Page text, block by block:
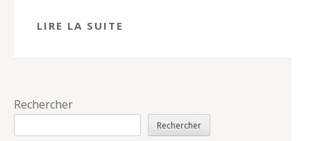
LIRE LA SUITE
Rechercher
Rechercher